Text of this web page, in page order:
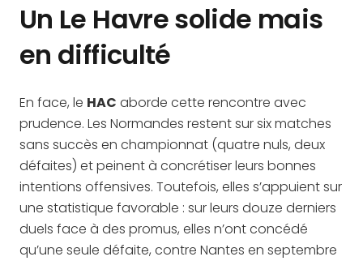
Un Le Havre solide mais
en difficulté
En face, le HAC aborde cette rencontre avec
prudence. Les Normandes restent sur six matches
sans succès en championnat (quatre nuls, deux
défaites) et peinent à concrétiser leurs bonnes
intentions offensives. Toutefois, elles s’appuient sur
une statistique favorable : sur leurs douze derniers
duels face à des promus, elles n’ont concédé
qu’une seule défaite, contre Nantes en septembre